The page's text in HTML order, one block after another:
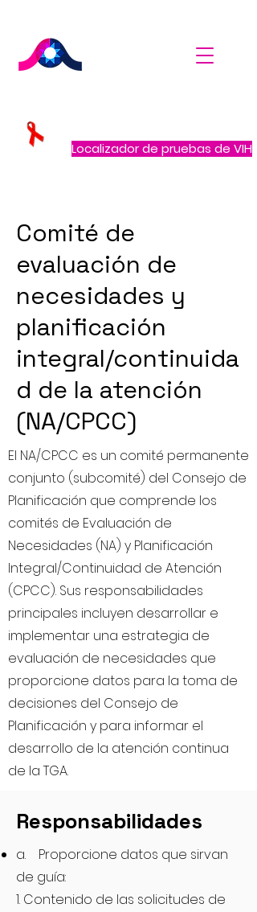
Localizador de pruebas de VIH
Comité de
evaluación de
necesidades y
planificación
integral/continuida
d de la atención
(NA/CPCC)
El NA/CPCC es un comité permanente
conjunto (subcomité) del Consejo de
Planificación que comprende los
comités de Evaluación de
Necesidades (NA) y Planificación
Integral/Continuidad de Atención
(CPCC). Sus responsabilidades
principales incluyen desarrollar e
implementar una estrategia de
evaluación de necesidades que
proporcione datos para la toma de
decisiones del Consejo de
Planificación y para informar el
desarrollo de la atención continua
de la TGA.
Responsabilidades
a. Proporcione datos que sirvan
de guía:
1. Contenido de las solicitudes de